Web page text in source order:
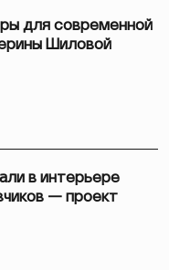
для современной
Шиловой
в интерьере
— проект